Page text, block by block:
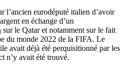
l’ancien eurodéputé italien d’avoir
en échange d’un
sur le Qatar et notamment sur le fait
du monde 2022 de la FIFA. Le
avait déjà été perquisitionné par les
n’y avait été trouvé.